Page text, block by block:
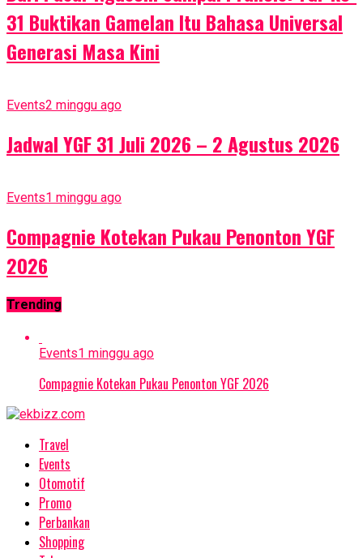
31 Buktikan Gamelan Itu Bahasa Universal
Generasi Masa Kini
Events2 minggu ago
Jadwal YGF 31 Juli 2026 – 2 Agustus 2026
Events1 minggu ago
Compagnie Kotekan Pukau Penonton YGF
2026
Trending
Events1 minggu ago
Compagnie Kotekan Pukau Penonton YGF 2026
Travel
Events
Otomotif
Promo
Perbankan
Shopping